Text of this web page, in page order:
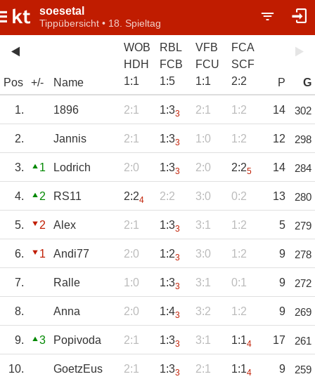
soesetal
Tippübersicht • 18. Spieltag
Pos +/- Name
WOB
HDH
1:1
RBL
FCB
1:5
VFB
FCU
1:1
FCA
SCF
2:2 P G
1. 1896 2:1 1:33 2:1 1:2 14 302
2. Jannis 2:1 1:33 1:0 1:2 12 298
3. 1 Lodrich 2:0 1:33 2:0 2:25 14 284
4. 2 RS11 2:24 2:2 3:0 0:2 13 280
5. 2 Alex 2:1 1:33 3:1 1:2 5 279
6. 1 Andi77 2:0 1:23 3:0 1:2 9 278
7. Ralle 1:0 1:33 3:1 0:1 9 272
8. Anna 2:0 1:43 3:2 1:2 9 269
9. 3 Popivoda 2:1 1:33 3:1 1:14 17 261
10. GoetzEus 2:1 1:33 2:1 1:14 9 259